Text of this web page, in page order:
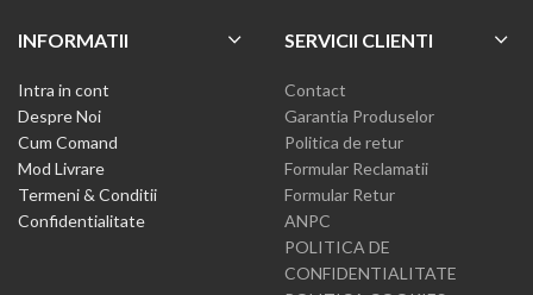
INFORMATII
Intra in cont
Despre Noi
Cum Comand
Mod Livrare
Termeni & Conditii
Confidentialitate
SERVICII CLIENTI
Contact
Garantia Produselor
Politica de retur
Formular Reclamatii
Formular Retur
ANPC
POLITICA DE
CONFIDENTIALITATE